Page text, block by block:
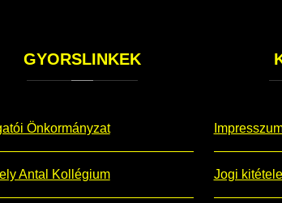
GYORSLINKEK
Önkormányzat
Antal Kollégium Jogi